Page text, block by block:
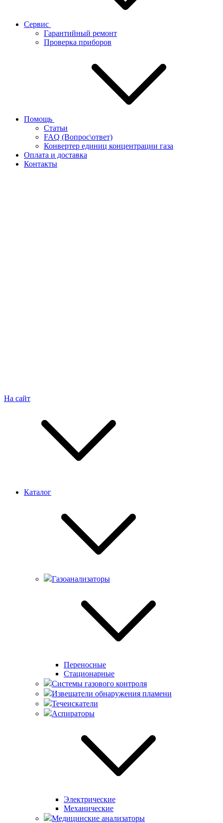
Сервис
Гарантийный ремонт
Проверка приборов
Помощь
Статьи
FAQ (Вопрос\ответ)
Конвертер единиц концентрации газа
Оплата и доставка
Контакты
На сайт
Каталог
Газоанализаторы
Переносные
Стационарные
Системы газового контроля
Извещатели обнаружения пламени
Течеискатели
Аспираторы
Электрические
Механические
Медицинские анализаторы